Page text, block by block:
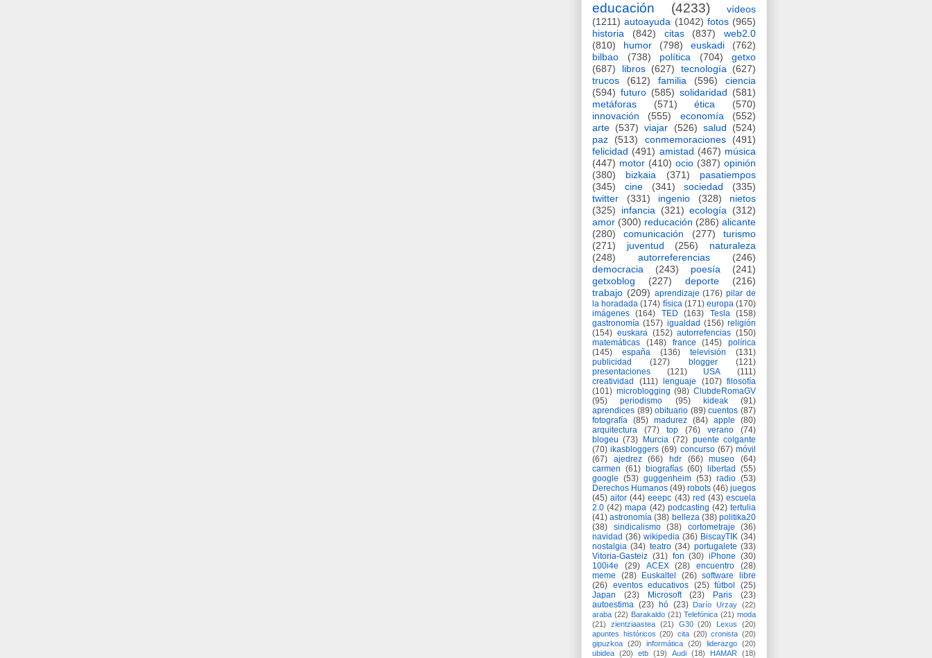
educación (4233)
vídeos
(1211) autoayuda (1042) fotos (965)
historia
(842) citas (837)
web2.0
(810)
humor (798) euskadi
(762)
bilbao
(738) política (704)
getxo
(687)
libros (627) tecnología
(627)
trucos
(612) familia (596)
ciencia
(594) futuro (585) solidaridad (581)
metáforas
(571) ética
(570)
innovación
(555) economía
(552)
arte (537) viajar (526) salud
(524)
paz
(513) conmemoraciones
(491)
felicidad (491) amistad (467) música
(447) motor (410) ocio (387) opinión
(380)
bizkaia (371)
pasatiempos
(345)
cine (341) sociedad
(335)
twitter
(331) ingenio (328)
nietos
(325)
infancia (321) ecología
(312)
amor (300) reducación (286) alicante
(280)
comunicación (277)
turismo
(271)
juventud (256)
naturaleza
(248)
autorreferencias
(246)
democracia
(243) poesía
(241)
getxoblog
(227) deporte
(216)
trabajo (209) aprendizaje (176) pilar de
la horadada (174) física (171) europa (170)
imágenes
(164) TED (163) Tesla
(158)
gastronomía (157) igualdad (156) religión
(154) euskara (152) autorrefencias (150)
matemáticas
(148) france (145)
polírica
(145)
españa (136) televisión
(131)
publicidad
(127) blogger
(121)
presentaciones
(121) USA
(111)
creatividad
(111) lenguaje (107) filosofía
(101) microblogging (98) ClubdeRomaGV
(95)
periodismo (95) kideak
(91)
aprendices (89) obituario (89) cuentos (87)
fotografía (85) madurez (84) apple
(80)
arquitectura
(77) top (76) verano
(74)
blogeu (73) Murcia (72) puente colgante
(70) ikasbloggers (69) concurso (67) móvil
(67)
ajedrez (66) hdr (66) museo
(64)
carmen (61) biografías (60) libertad
(55)
google (53) guggenheim (53) radio (53)
Derechos Humanos (49) robots (46) juegos
(45) aitor (44) eeepc (43) red (43) escuela
2.0 (42) mapa (42) podcasting (42) tertulia
(41) astronomía (38) belleza (38) politika20
(38)
sindicalismo (38) cortometraje
(36)
navidad (36) wikipedia (36) BiscayTIK (34)
nostalgia (34) teatro (34) portugalete (33)
Vitoria-Gasteiz (31) fon (30) iPhone (30)
100i4e
(29) ACEX (28) encuentro
(28)
meme
(28) Euskaltel (26) software libre
(26) eventos educativos (25) fútbol
(25)
Japan
(23) Microsoft (23) Paris
(23)
autoestima (23) hó (23) Darío Urzay (22)
araba (22) Barakaldo (21) Telefónica (21) moda
(21)
zientziaastea (21) G30 (20) Lexus
(20)
apuntes históricos (20) cita (20) cronista (20)
gipuzkoa (20) informática (20) liderazgo (20)
ubidea (20) etb (19) Audi (18) HAMAR
(18)